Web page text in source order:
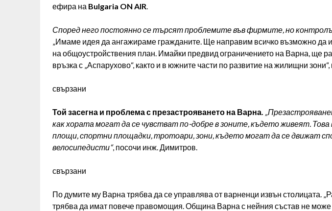
ефира на Bulgaria ON AIR.
Според него постоянно се търсят проблемите във фирмите, но
„Имаме идея да ангажираме гражданите. Ще направим всичко възможно да
на общоустройствения план. Имайки предвид ограничението на Варна, ще
връзка с „Аспарухово“, както и в южните части по развитие на жилищни
свързани
Той засегна и проблема с презастрояването на Варна.
как хората могат да се чувстват по-добре в зоните, където живеят. Това
площи, спортни площадки, тротоари, зони, където могат да се движат
велосипедисти“, посочи инж. Димитров.
свързани
По думите му Варна трябва да се управлява от варненци извън столицата.
трябва да имат повече правомощия. Община Варна с нейния състав не може